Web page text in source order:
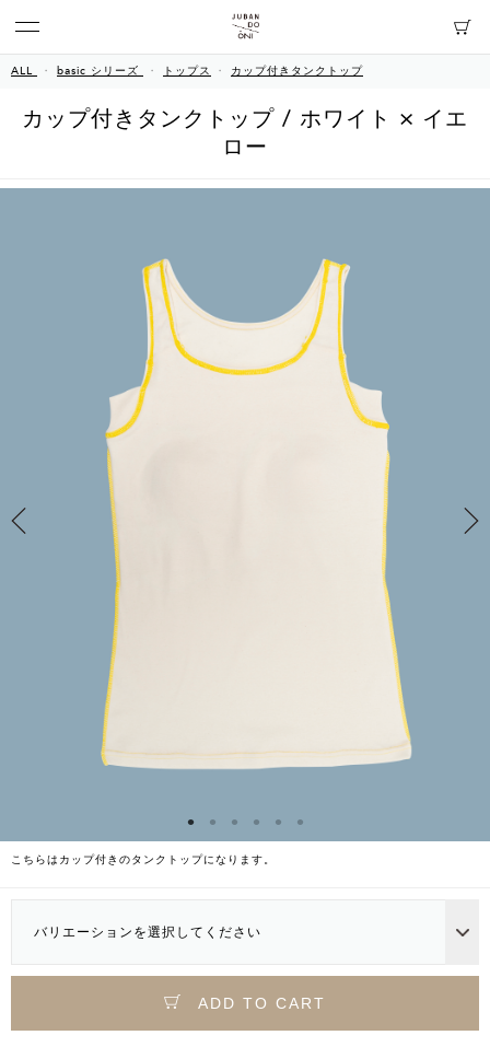
ALL basic シリーズ トップス カップ付きタンクトップ
カップ付きタンクトップ / ホワイト × イエ
ロー
こちらはカップ付きのタンクトップになります。
バリエーションを選択してください
ADD TO CART